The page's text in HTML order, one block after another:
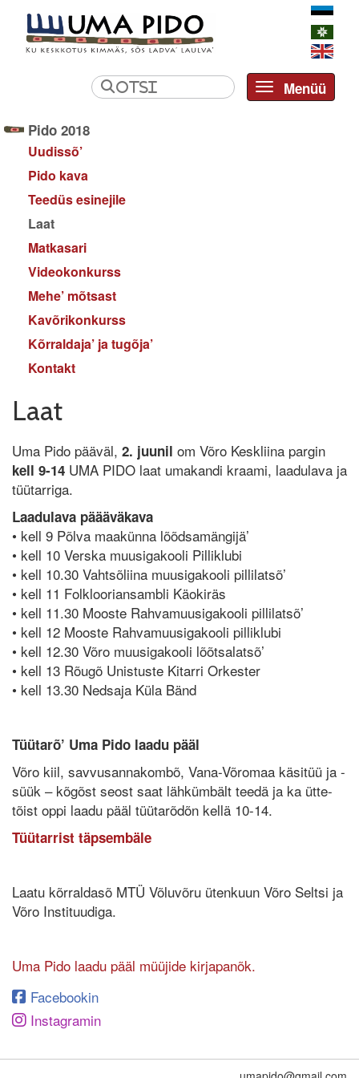
Toggle
Menüü
Pido 2018
Uudissõ’
Pido kava
Teedüs esinejile
Laat
Matkasari
Videokonkurss
Mehe’ mõtsast
Kavõrikonkurss
Kõrraldaja’ ja tugõja’
Kontakt
Laat
Uma Pido pääväl, 2. juunil om Võro Keskliina pargin
kell 9-14 UMA PIDO laat umakandi kraami, laadulava ja
tüütarriga.
Laadulava päääväkava
• kell 9 Põlva maakünna lõõdsamängijä’
• kell 10 Verska muusigakooli Pilliklubi
• kell 10.30 Vahtsõliina muusigakooli pillilatsõ’
• kell 11 Folklooriansambli Käokiräs
• kell 11.30 Mooste Rahvamuusigakooli pillilatsõ’
• kell 12 Mooste Rahvamuusigakooli pilliklubi
• kell 12.30 Võro muusigakooli lõõtsalatsõ’
• kell 13 Rõugõ Unistuste Kitarri Orkester
• kell 13.30 Nedsaja Küla Bänd
Tüütarõ’ Uma Pido laadu pääl
Võro kiil, savvusannakombõ, Vana-Võromaa käsitüü ja -
süük – kõgõst seost saat lähkümbält teedä ja ka ütte-
tõist oppi laadu pääl tüütarõdõn kellä 10-14.
Tüütarrist täpsembäle
Laatu kõrraldasõ MTÜ Võluvõru ütenkuun Võro Seltsi ja
Võro Instituudiga.
Uma Pido laadu pääl müüjide kirjapanõk.
Facebookin
Instagramin